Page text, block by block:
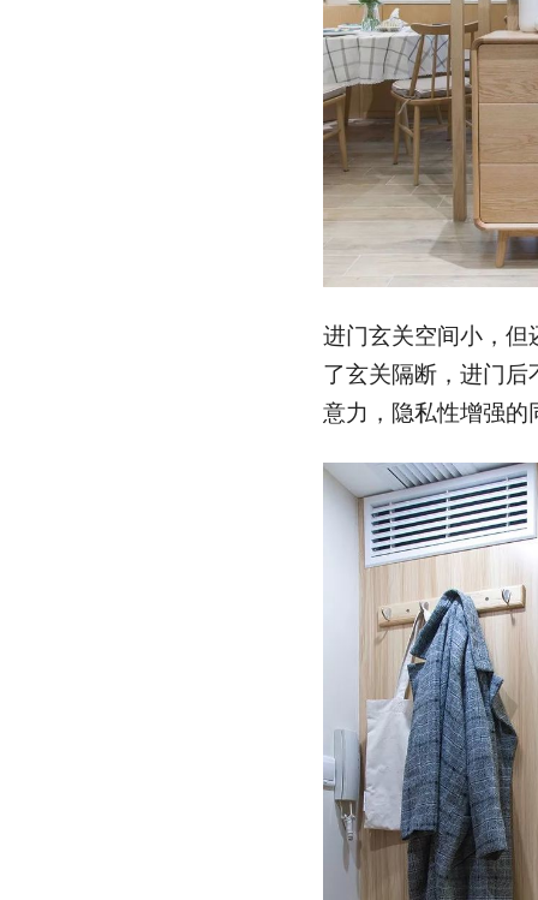
进门玄关空间小，但
了玄关隔断，进门
意力，隐私性增强的